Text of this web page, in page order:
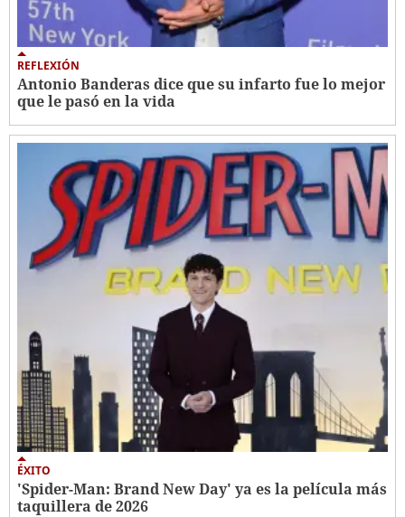
REFLEXIÓN
Antonio Banderas dice que su infarto fue lo mejor
que le pasó en la vida
ÉXITO
'Spider-Man: Brand New Day' ya es la película más
taquillera de 2026